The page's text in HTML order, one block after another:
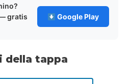
gratis
Google Play
della tappa